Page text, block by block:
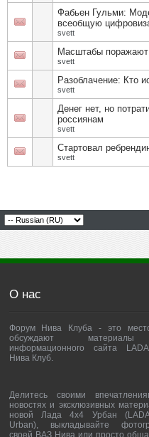
Фабьен Гульми:
всеобщую
svett
Масштабы
svett
Разоблачение: Кто
svett
Денег нет, но
россиянам
svett
Стартовал
svett
О нас
Форум Нива Клуба - это
обсуждают
информационного сайта
Нива Клуб.
Делитесь своими
новостях и эксклюзивных
новой Лада 4х4 Урбан
Urban), выкладывайте
своей ВАЗ Нива или просто